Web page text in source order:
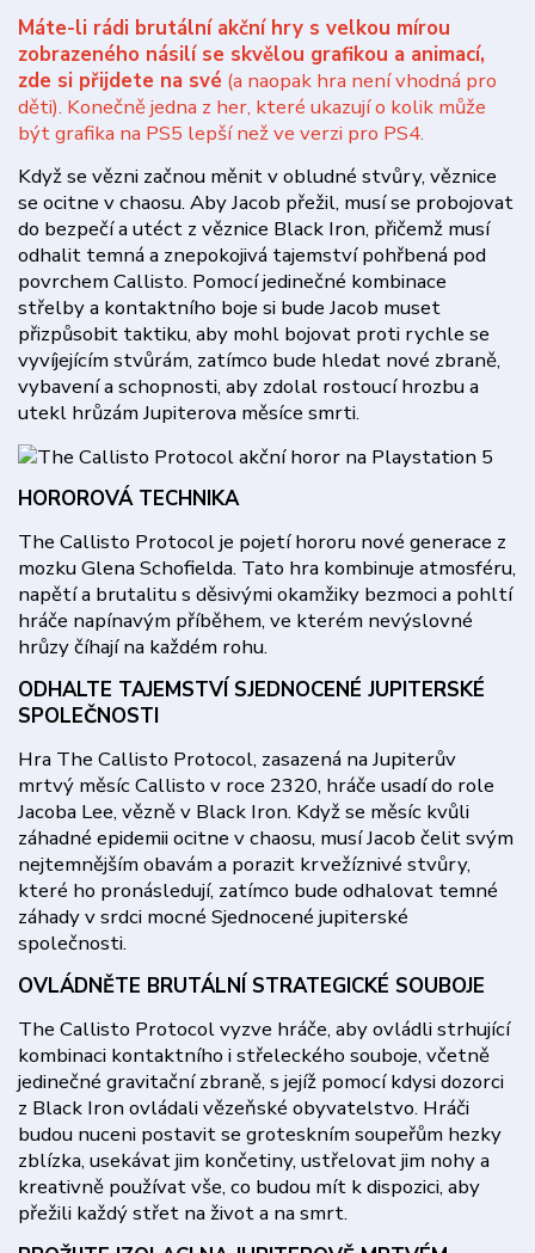
Máte-li rádi brutální akční hry s velkou mírou
zobrazeného násilí se skvělou grafikou a animací,
zde si přijdete na své (a naopak hra není vhodná pro
děti). Konečně jedna z her, které ukazují o kolik může
být grafika na PS5 lepší než ve verzi pro PS4.
Když se vězni začnou měnit v obludné stvůry, věznice
se ocitne v chaosu. Aby Jacob přežil, musí se probojovat
do bezpečí a utéct z věznice Black Iron, přičemž musí
odhalit temná a znepokojivá tajemství pohřbená pod
povrchem Callisto. Pomocí jedinečné kombinace
střelby a kontaktního boje si bude Jacob muset
přizpůsobit taktiku, aby mohl bojovat proti rychle se
vyvíjejícím stvůrám, zatímco bude hledat nové zbraně,
vybavení a schopnosti, aby zdolal rostoucí hrozbu a
utekl hrůzám Jupiterova měsíce smrti.
HOROROVÁ TECHNIKA
The Callisto Protocol je pojetí hororu nové generace z
mozku Glena Schofielda. Tato hra kombinuje atmosféru,
napětí a brutalitu s děsivými okamžiky bezmoci a pohltí
hráče napínavým příběhem, ve kterém nevýslovné
hrůzy číhají na každém rohu.
ODHALTE TAJEMSTVÍ SJEDNOCENÉ JUPITERSKÉ
SPOLEČNOSTI
Hra The Callisto Protocol, zasazená na Jupiterův
mrtvý měsíc Callisto v roce 2320, hráče usadí do role
Jacoba Lee, vězně v Black Iron. Když se měsíc kvůli
záhadné epidemii ocitne v chaosu, musí Jacob čelit svým
nejtemnějším obavám a porazit krvežíznivé stvůry,
které ho pronásledují, zatímco bude odhalovat temné
záhady v srdci mocné Sjednocené jupiterské
společnosti.
OVLÁDNĚTE BRUTÁLNÍ STRATEGICKÉ SOUBOJE
The Callisto Protocol vyzve hráče, aby ovládli strhující
kombinaci kontaktního i střeleckého souboje, včetně
jedinečné gravitační zbraně, s jejíž pomocí kdysi dozorci
z Black Iron ovládali vězeňské obyvatelstvo. Hráči
budou nuceni postavit se groteskním soupeřům hezky
zblízka, usekávat jim končetiny, ustřelovat jim nohy a
kreativně používat vše, co budou mít k dispozici, aby
přežili každý střet na život a na smrt.